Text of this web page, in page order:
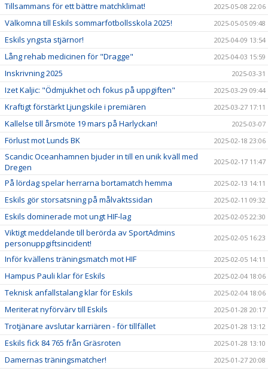
Tillsammans för ett bättre matchklimat! 2025-05-08 22:06
Välkomna till Eskils sommarfotbollsskola 2025! 2025-05-05 09:48
Eskils yngsta stjärnor! 2025-04-09 13:54
Lång rehab medicinen för "Dragge" 2025-04-03 15:59
Inskrivning 2025 2025-03-31
Izet Kaljic: "Ödmjukhet och fokus på uppgiften" 2025-03-29 09:44
Kraftigt förstärkt Ljungskile i premiären 2025-03-27 17:11
Kallelse till årsmöte 19 mars på Harlyckan! 2025-03-07
Förlust mot Lunds BK 2025-02-18 23:06
Scandic Oceanhamnen bjuder in till en unik kväll med
Dregen
2025-02-17 11:47
På lördag spelar herrarna bortamatch hemma 2025-02-13 14:11
Eskils gör storsatsning på målvaktssidan 2025-02-11 09:32
Eskils dominerade mot ungt HIF-lag 2025-02-05 22:30
Viktigt meddelande till berörda av SportAdmins
personuppgiftsincident!
2025-02-05 16:23
Inför kvällens träningsmatch mot HIF 2025-02-05 14:11
Hampus Pauli klar för Eskils 2025-02-04 18:06
Teknisk anfallstalang klar för Eskils 2025-02-04 18:06
Meriterat nyförvärv till Eskils 2025-01-28 20:17
Trotjänare avslutar karriären - för tillfället 2025-01-28 13:12
Eskils fick 84 765 från Gräsroten 2025-01-28 13:10
Damernas träningsmatcher! 2025-01-27 20:08